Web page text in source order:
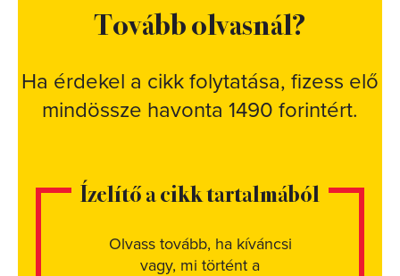
Tovább olvasnál?
Ha érdekel a cikk folytatása, fizess elő
mindössze havonta 1490 forintért.
Ízelítő a cikk tartalmából
Olvass tovább, ha kíváncsi
vagy, mi történt a